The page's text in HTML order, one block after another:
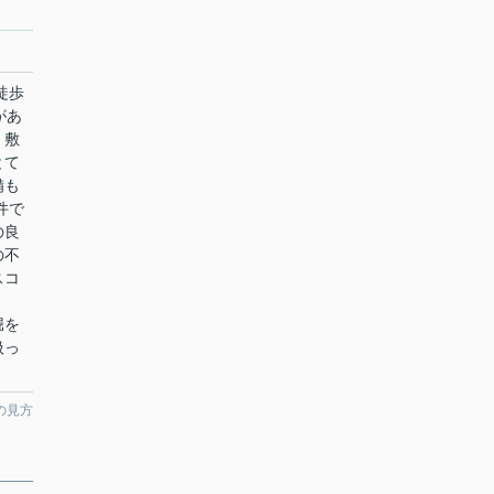
歩
あ
敷
て
で
不
を
見方